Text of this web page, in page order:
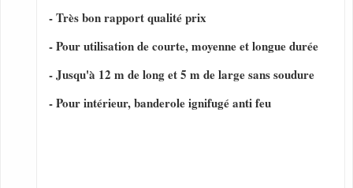
- Très bon rapport qualité prix
- Pour utilisation de courte, moyenne et longue durée
- Jusqu'à 12 m de long et 5 m de large sans soudure
- Pour intérieur, banderole ignifugé anti feu